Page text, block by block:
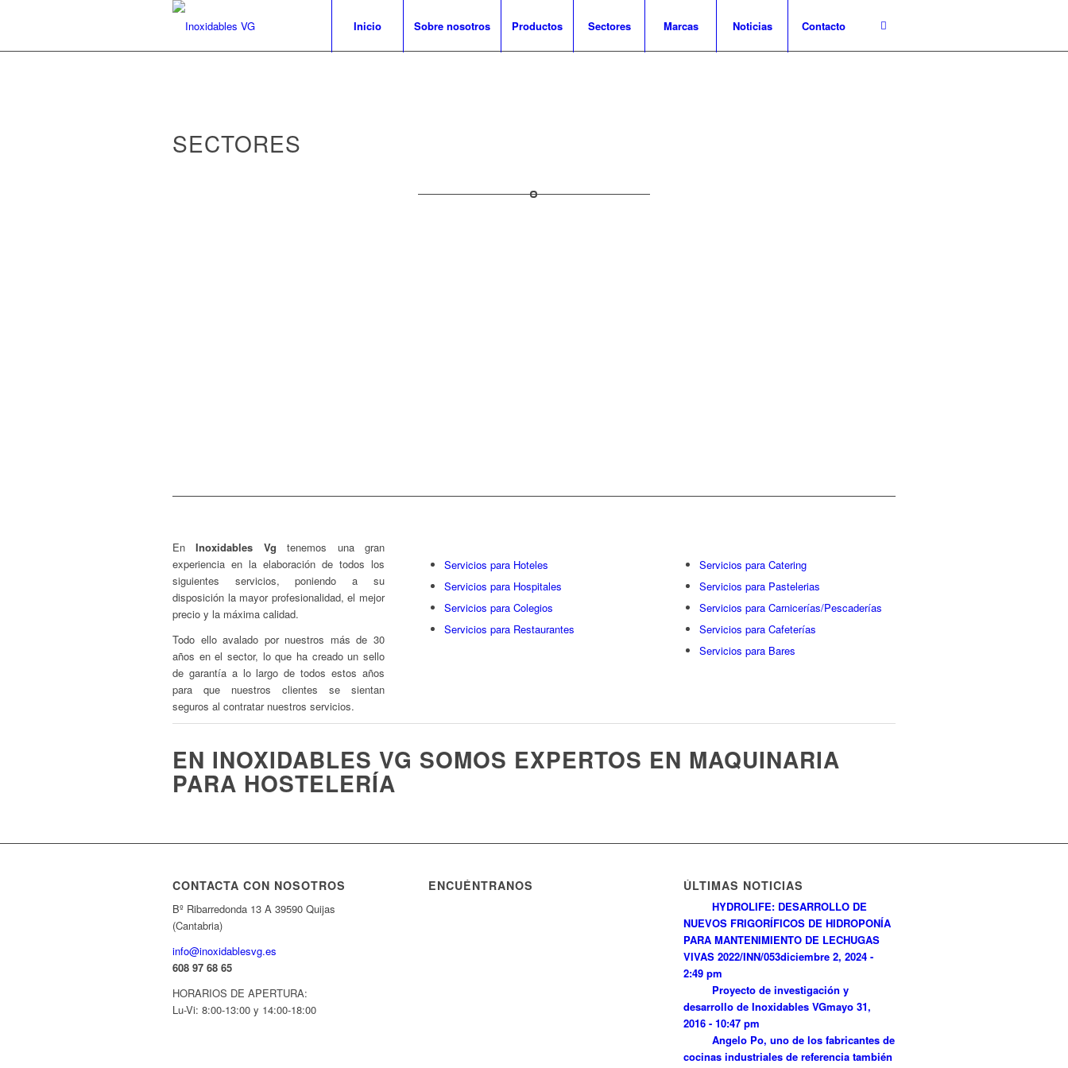
Inicio Sobre nosotros Productos Sectores Marcas Noticias Contacto
SECTORES
EnInoxidables Vgtenemos una gran
experiencia en la elaboración de todos los
siguientes servicios, poniendo a su
disposición la mayor profesionalidad, el mejor
precio y la máxima calidad.
Todo ello avalado por nuestros más de 30
años en el sector, lo que ha creado un sello
de garantía a lo largo de todos estos años
para que nuestros clientes se sientan
seguros al contratar nuestros servicios.
Servicios para Hoteles
Servicios para Hospitales
Servicios para Colegios
Servicios para Restaurantes
Servicios para Catering
Servicios para Pastelerias
Servicios para Carnicerías/Pescaderías
Servicios para Cafeterías
Servicios para Bares
EN INOXIDABLES VG SOMOS EXPERTOS EN MAQUINARIA
PARA HOSTELERÍA
CONTACTA CON NOSOTROS
Bº Ribarredonda 13 A 39590 Quijas
(Cantabria)
info@inoxidablesvg.es
608 97 68 65
HORARIOS DE APERTURA:
Lu-Vi: 8:00-13:00 y 14:00-18:00
ENCUÉNTRANOS ÚLTIMAS NOTICIAS
HYDROLIFE: DESARROLLO DE
NUEVOS FRIGORÍFICOS DE HIDROPONÍA
PARA MANTENIMIENTO DE LECHUGAS
VIVAS 2022/INN/053diciembre 2, 2024 -
2:49 pm
Proyecto de investigación y
desarrollo de Inoxidables VGmayo 31,
2016 - 10:47 pm
Angelo Po, uno de los fabricantes de
cocinas industriales de referencia también